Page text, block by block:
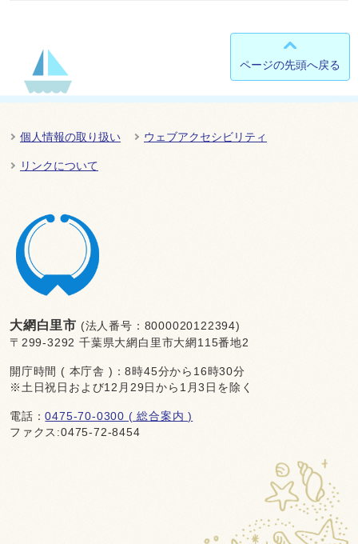
ページの先頭へ戻る
個人情報の取り扱い ウェブアクセシビリティ
リンクについて
大網白里市 (法人番号：8000020122394)
〒299-3292 千葉県大網白里市大網115番地2
開庁時間 ( 本庁舎 )：8時45分から16時30分
※土日祝日および12月29日から1月3日を除く
電話：0475-70-0300 ( 総合案内 )
ファクス:0475-72-8454